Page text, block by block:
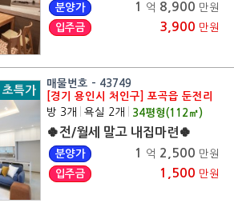
분양가 1 억 8,900 만원
입주금
3,900 만원
초특가
매물번호 - 43749
[경기 용인시 처인구] 포곡읍 둔전리
방 3개
욕실 2개 34평형(112 ㎡)
🍀전/월세 말고 내집마련🍀
분양가 1 억 2,500 만원
입주금
1,500 만원